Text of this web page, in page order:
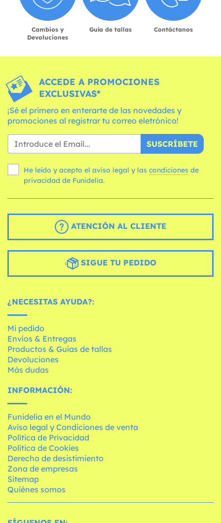
Cambios y
Devoluciones
Guía de tallas Contáctanos
ACCEDE A PROMOCIONES
EXCLUSIVAS*
¡Sé el primero en enterarte de las novedades y
promociones al registrar tu correo eletrónico!
SUSCRÍBETE
He leído y acepto el aviso legal y las condiciones
privacidad de Funidelia.
ATENCIÓN AL CLIENTE
SIGUE TU PEDIDO
¿NECESITAS AYUDA?:
Mi pedido
Envíos & Entregas
Productos & Guías de tallas
Devoluciones
Más dudas
INFORMACIÓN:
Funidelia en el Mundo
Aviso legal y Condiciones de venta
Política de Privacidad
Política de Cookies
Derecho de desistimiento
Zona de empresas
Sitemap
Quiénes somos